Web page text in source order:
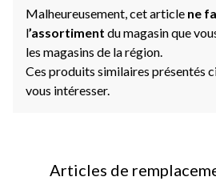
Malheureusement, cet article ne
l’assortiment du magasin que
les magasins de la région.
Ces produits similaires présentés
vous intéresser.
Articles de